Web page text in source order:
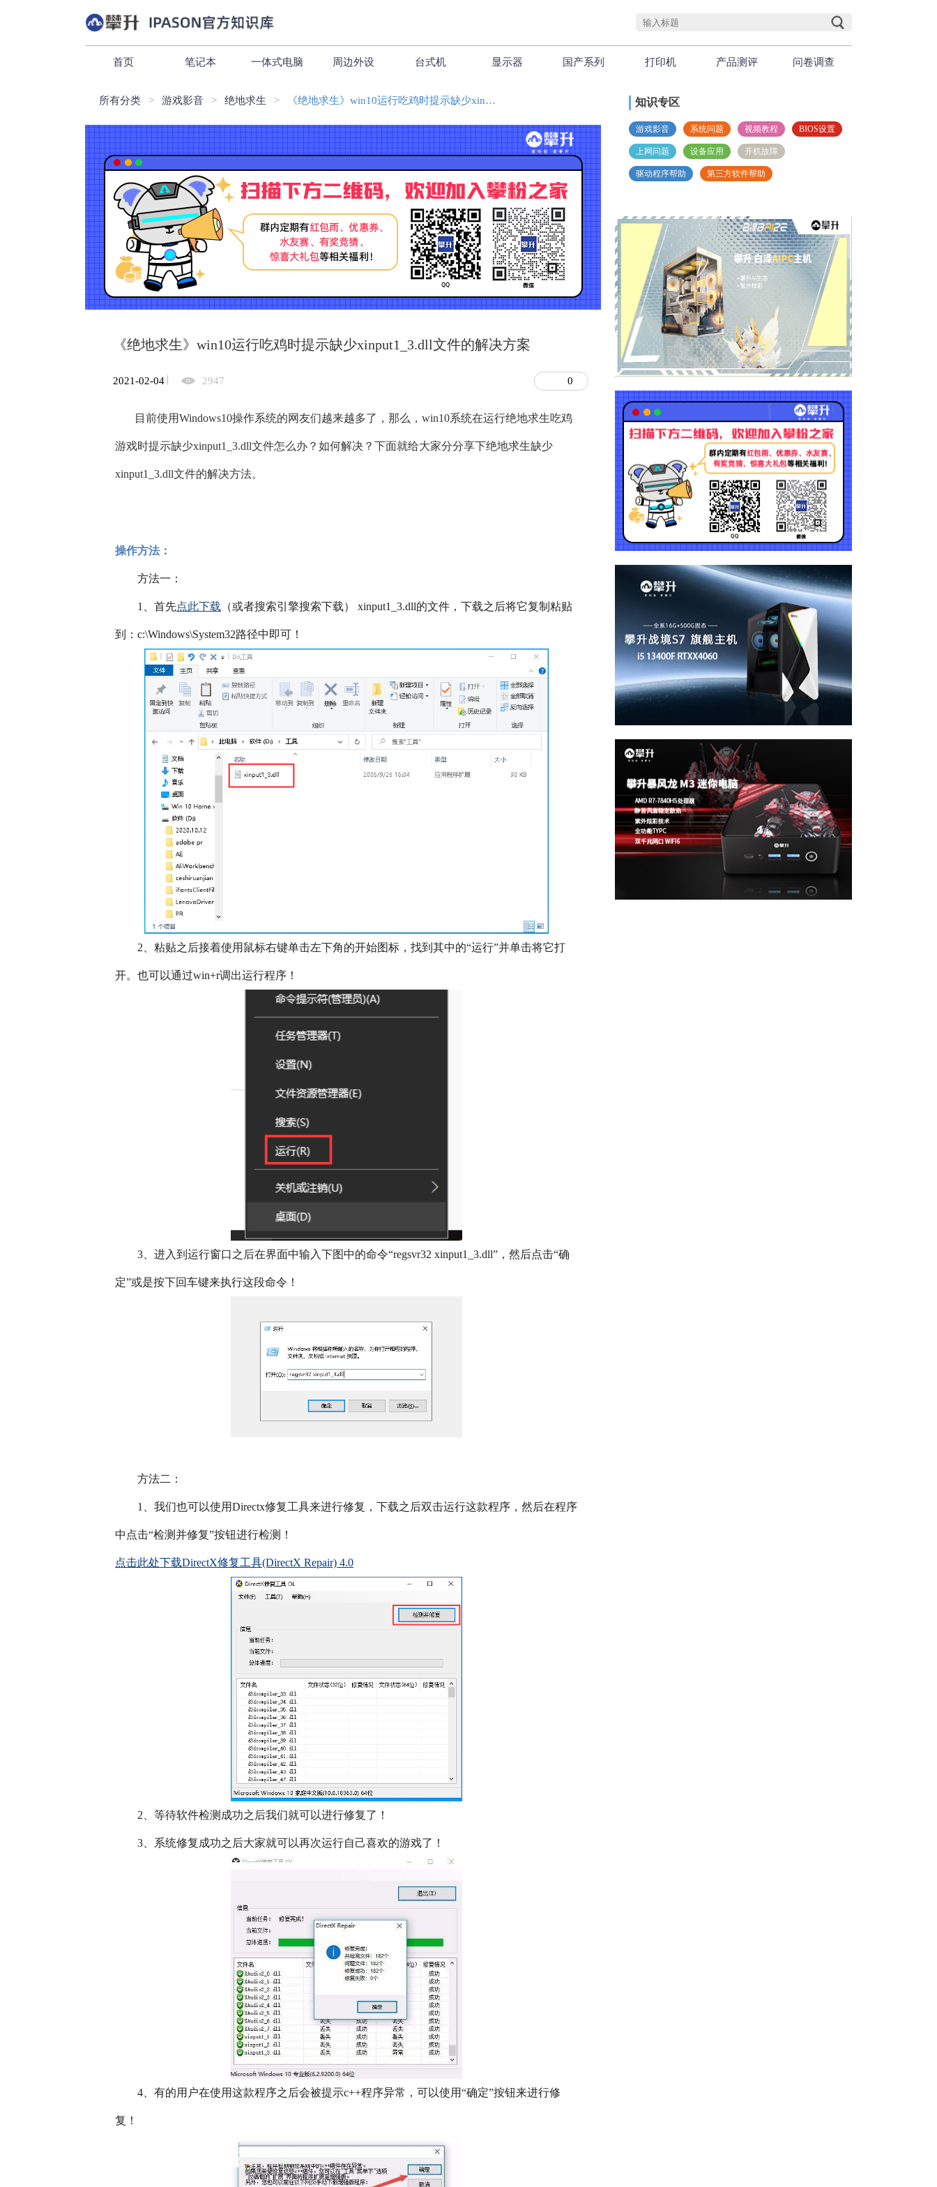
首页 笔记本 一体式电脑 周边外设 台式机 显示器 国产系列 打印机 产品测评 问卷调查
所有分类 游戏影音 绝地求生 《绝地求生》win10运行吃鸡时提示缺少xinput1_3.dll文件的解决方案
《绝地求生》win10运行吃鸡时提示缺少xinput1_3.dll文件的解决方案
2021-02-04 2947 0
目前使用Windows10操作系统的网友们越来越多了，那么，win10系统在运行绝地求生吃鸡
游戏时提示缺少xinput1_3.dll文件怎么办？如何解决？下面就给大家分分享下绝地求生缺少
xinput1_3.dll文件的解决方法。
操作方法：
方法一：
1、首先点此下载 （或者搜索引擎搜索下载） xinput1_3.dll的文件，下载之后将它复制粘贴
到：c:\Windows\System32路径中即可！
2、粘贴之后接着使用鼠标右键单击左下角的开始图标，找到其中的“运行”并单击将它打
开。也可以通过win+r调出运行程序！
3、进入到运行窗口之后在界面中输入下图中的命令“regsvr32 xinput1_3.dll”，然后点击“确
定”或是按下回车键来执行这段命令！
方法二：
1、我们也可以使用Directx修复工具来进行修复，下载之后双击运行这款程序，然后在程序
中点击“检测并修复”按钮进行检测！
点击此处下载DirectX修复工具(DirectX Repair) 4.0
2、等待软件检测成功之后我们就可以进行修复了！
3、系统修复成功之后大家就可以再次运行自己喜欢的游戏了！
4、有的用户在使用这款程序之后会被提示c++程序异常，可以使用“确定”按钮来进行修
复！
知识专区
游戏影音 系统问题 视频教程 BIOS设置
上网问题 设备应用 开机故障
驱动程序帮助 第三方软件帮助